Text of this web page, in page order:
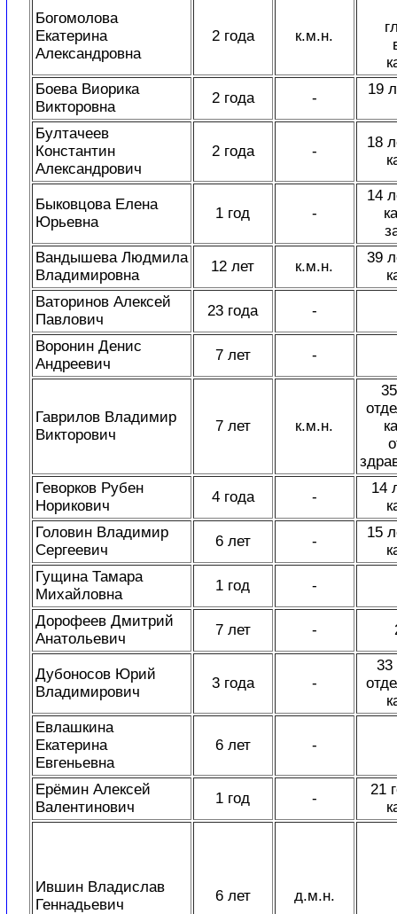
Богомолова
Екатерина
Александровна
2 года к.м.н.
Боева Виорика
Викторовна
2 года -
19
Бултачеев
Константин
Александрович
2 года -
18
Быковцова Елена
Юрьевна
1 год -
14
Вандышева Людмила
Владимировна
12 лет к.м.н.
39
Ваторинов Алексей
Павлович
23 года -
Воронин Денис
Андреевич
7 лет -
Гаврилов Владимир
Викторович
7 лет к.м.н.
Геворков Рубен
Норикович
4 года -
14
Головин Владимир
Сергеевич
6 лет -
15
Гущина Тамара
Михайловна
1 год -
Дорофеев Дмитрий
Анатольевич
7 лет -
Дубоносов Юрий
Владимирович
3 года -
33
Евлашкина
Екатерина
Евгеньевна
6 лет -
Ерёмин Алексей
Валентинович
1 год -
21
Ившин Владислав
Геннадьевич
6 лет д.м.н.